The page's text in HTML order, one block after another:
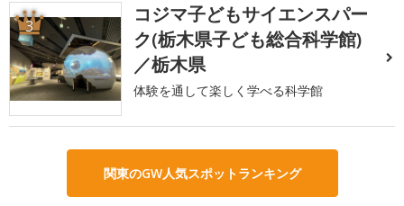
3
コジマ子どもサイエンスパー
ク(栃木県子ども総合科学館)
／栃木県
体験を通して楽しく学べる科学館
関東のGW人気スポットランキング